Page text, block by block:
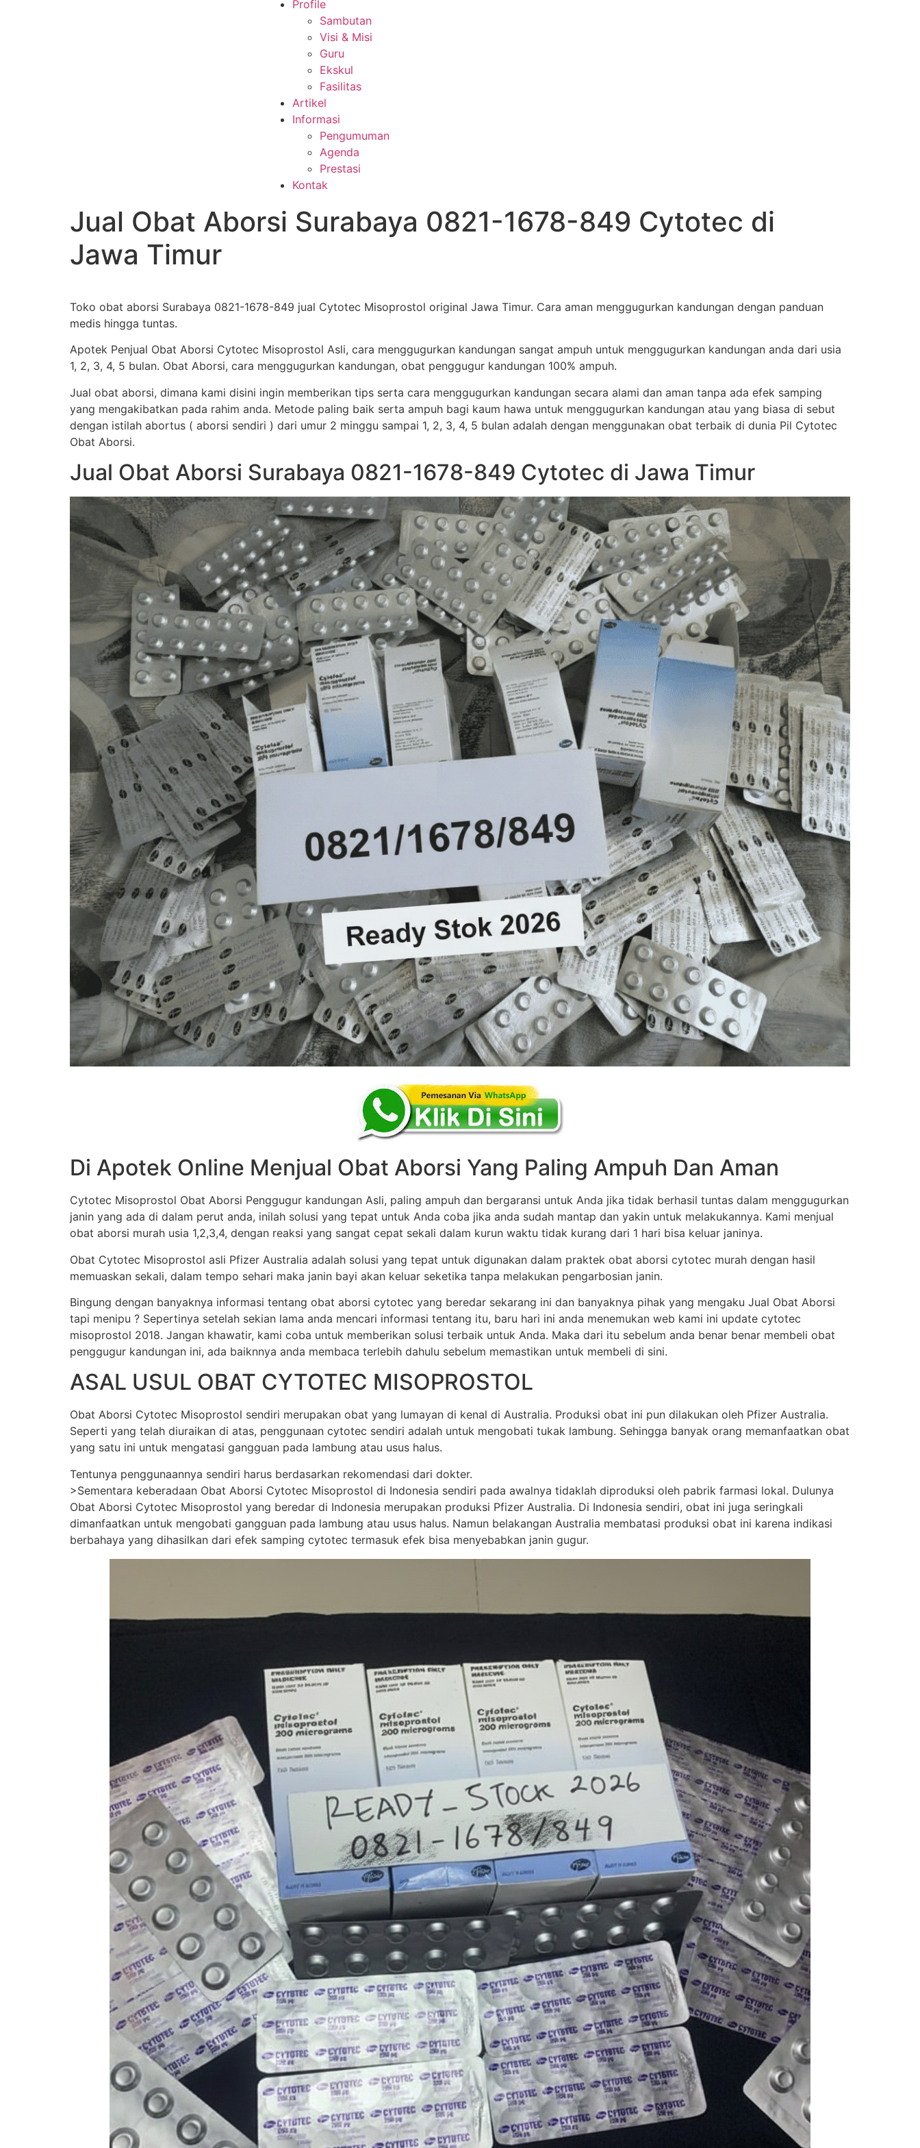
Profile
Sambutan
Visi & Misi
Guru
Ekskul
Fasilitas
Artikel
Informasi
Pengumuman
Agenda
Prestasi
Kontak
Jual Obat Aborsi Surabaya 0821-1678-849 Cytotec di
Jawa Timur
Toko obat aborsi Surabaya 0821-1678-849 jual Cytotec Misoprostol original Jawa Timur. Cara aman menggugurkan kandungan dengan panduan
medis hingga tuntas.
Apotek Penjual Obat Aborsi Cytotec Misoprostol Asli, cara menggugurkan kandungan sangat ampuh untuk menggugurkan kandungan anda dari usia
1, 2, 3, 4, 5 bulan. Obat Aborsi, cara menggugurkan kandungan, obat penggugur kandungan 100% ampuh.
Jual obat aborsi, dimana kami disini ingin memberikan tips serta cara menggugurkan kandungan secara alami dan aman tanpa ada efek samping
yang mengakibatkan pada rahim anda. Metode paling baik serta ampuh bagi kaum hawa untuk menggugurkan kandungan atau yang biasa di sebut
dengan istilah abortus ( aborsi sendiri ) dari umur 2 minggu sampai 1, 2, 3, 4, 5 bulan adalah dengan menggunakan obat terbaik di dunia Pil Cytotec
Obat Aborsi.
Jual Obat Aborsi Surabaya 0821-1678-849 Cytotec di Jawa Timur
Di Apotek Online Menjual Obat Aborsi Yang Paling Ampuh Dan Aman
Cytotec Misoprostol Obat Aborsi Penggugur kandungan Asli, paling ampuh dan bergaransi untuk Anda jika tidak berhasil tuntas dalam menggugurkan
janin yang ada di dalam perut anda, inilah solusi yang tepat untuk Anda coba jika anda sudah mantap dan yakin untuk melakukannya. Kami menjual
obat aborsi murah usia 1,2,3,4, dengan reaksi yang sangat cepat sekali dalam kurun waktu tidak kurang dari 1 hari bisa keluar janinya.
Obat Cytotec Misoprostol asli Pfizer Australia adalah solusi yang tepat untuk digunakan dalam praktek obat aborsi cytotec murah dengan hasil
memuaskan sekali, dalam tempo sehari maka janin bayi akan keluar seketika tanpa melakukan pengarbosian janin.
Bingung dengan banyaknya informasi tentang obat aborsi cytotec yang beredar sekarang ini dan banyaknya pihak yang mengaku Jual Obat Aborsi
tapi menipu ? Sepertinya setelah sekian lama anda mencari informasi tentang itu, baru hari ini anda menemukan web kami ini update cytotec
misoprostol 2018. Jangan khawatir, kami coba untuk memberikan solusi terbaik untuk Anda. Maka dari itu sebelum anda benar benar membeli obat
penggugur kandungan ini, ada baiknnya anda membaca terlebih dahulu sebelum memastikan untuk membeli di sini.
ASAL USUL OBAT CYTOTEC MISOPROSTOL
Obat Aborsi Cytotec Misoprostol sendiri merupakan obat yang lumayan di kenal di Australia. Produksi obat ini pun dilakukan oleh Pfizer Australia.
Seperti yang telah diuraikan di atas, penggunaan cytotec sendiri adalah untuk mengobati tukak lambung. Sehingga banyak orang memanfaatkan obat
yang satu ini untuk mengatasi gangguan pada lambung atau usus halus.
Tentunya penggunaannya sendiri harus berdasarkan rekomendasi dari dokter.
>Sementara keberadaan Obat Aborsi Cytotec Misoprostol di Indonesia sendiri pada awalnya tidaklah diproduksi oleh pabrik farmasi lokal. Dulunya
Obat Aborsi Cytotec Misoprostol yang beredar di Indonesia merupakan produksi Pfizer Australia. Di Indonesia sendiri, obat ini juga seringkali
dimanfaatkan untuk mengobati gangguan pada lambung atau usus halus. Namun belakangan Australia membatasi produksi obat ini karena indikasi
berbahaya yang dihasilkan dari efek samping cytotec termasuk efek bisa menyebabkan janin gugur.